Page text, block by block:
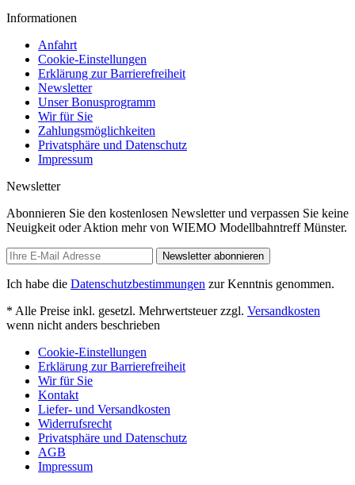
Informationen
Anfahrt
Cookie-Einstellungen
Erklärung zur Barrierefreiheit
Newsletter
Unser Bonusprogramm
Wir für Sie
Zahlungsmöglichkeiten
Privatsphäre und Datenschutz
Impressum
Newsletter
Abonnieren Sie den kostenlosen Newsletter und verpassen Sie keine
Neuigkeit oder Aktion mehr von WIEMO Modellbahntreff Münster.
Newsletter abonnieren
Ich habe die Datenschutzbestimmungen zur Kenntnis genommen.
* Alle Preise inkl. gesetzl. Mehrwertsteuer zzgl. Versandkosten
wenn nicht anders beschrieben
Cookie-Einstellungen
Erklärung zur Barrierefreiheit
Wir für Sie
Kontakt
Liefer- und Versandkosten
Widerrufsrecht
Privatsphäre und Datenschutz
AGB
Impressum